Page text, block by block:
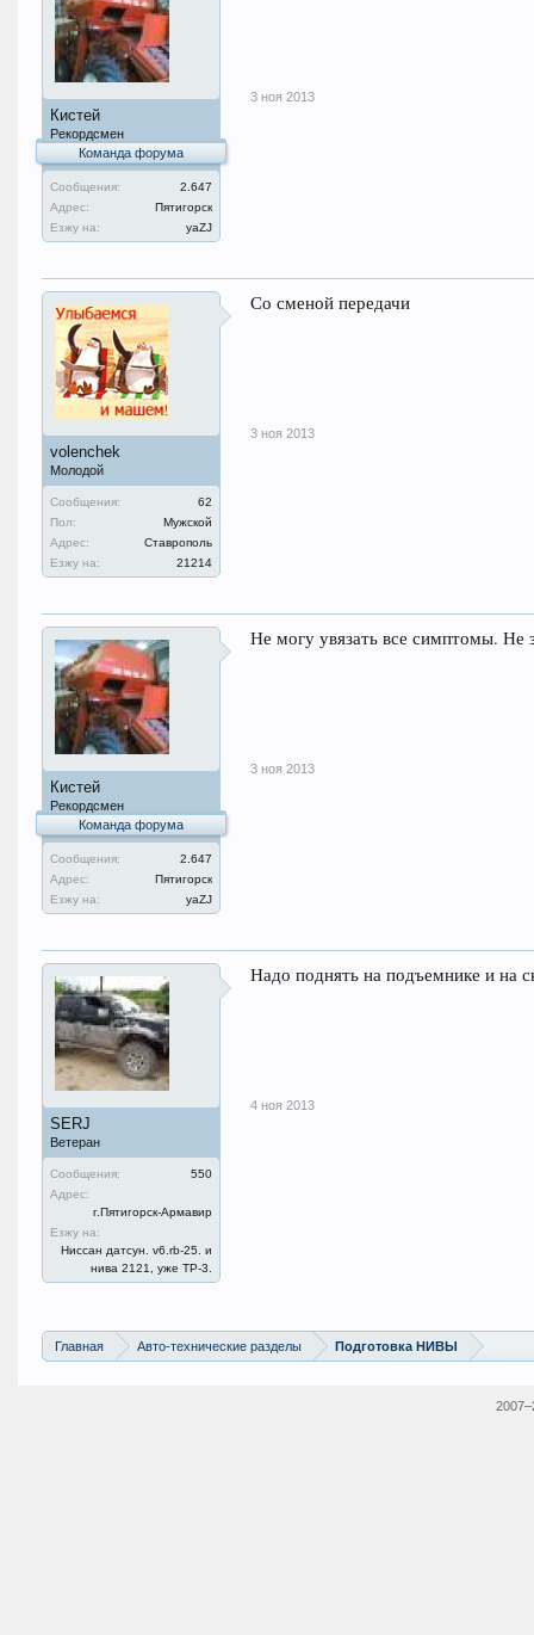
Кистей
Рекордсмен
Команда форума
Сообщения:
2.647
Адрес:
Пятигорск
Езжу на:
уаZJ
3 ноя 2013
volenchek
Молодой
Сообщения:
62
Пол:
Мужской
Адрес:
Ставрополь
Езжу на:
21214
Со сменой передачи
3 ноя 2013
Кистей
Рекордсмен
Команда форума
Сообщения:
2.647
Адрес:
Пятигорск
Езжу на:
уаZJ
Не могу увязать все симптомы. Не
3 ноя 2013
SERJ
Ветеран
Сообщения:
550
Адрес:
г.Пятигорск-Армавир
Езжу на:
Ниссан датсун. v6.rb-25. и
нива 2121, уже ТР-3.
Надо поднять на подъемнике и на
4 ноя 2013
Главная Авто-технические разделы Подготовка НИВЫ
2007–